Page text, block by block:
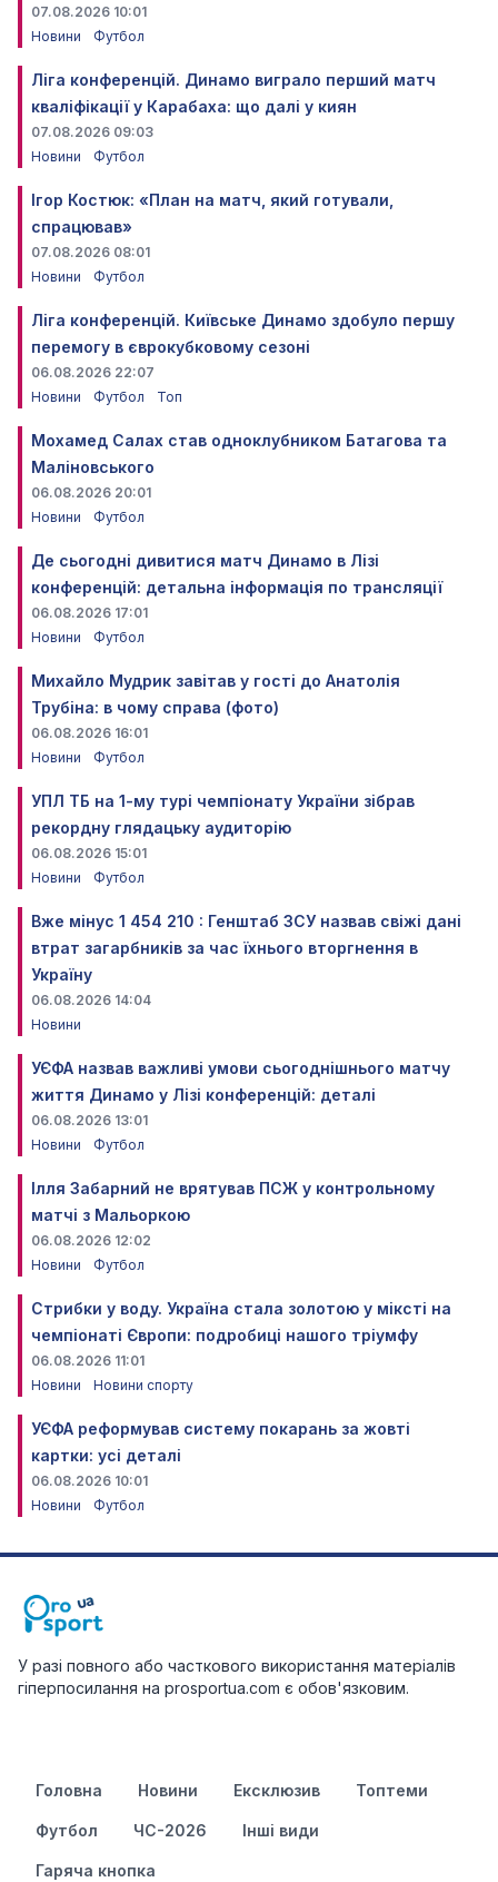
07.08.2026 10:01
Новини
Футбол
Ліга конференцій. Динамо виграло перший матч
кваліфікації у Карабаха: що далі у киян
07.08.2026 09:03
Новини
Футбол
Ігор Костюк: «План на матч, який готували,
спрацював»
07.08.2026 08:01
Новини
Футбол
Ліга конференцій. Київське Динамо здобуло першу
перемогу в єврокубковому сезоні
06.08.2026 22:07
Новини
Футбол Топ
Мохамед Салах став одноклубником Батагова та
Маліновського
06.08.2026 20:01
Новини
Футбол
Де сьогодні дивитися матч Динамо в Лізі
конференцій: детальна інформація по трансляції
06.08.2026 17:01
Новини
Футбол
Михайло Мудрик завітав у гості до Анатолія
Трубіна: в чому справа (фото)
06.08.2026 16:01
Новини
Футбол
УПЛ ТБ на 1-му турі чемпіонату України зібрав
рекордну глядацьку аудиторію
06.08.2026 15:01
Новини
Футбол
Вже мінус 1 454 210 : Генштаб ЗСУ назвав свіжі дані
втрат загарбників за час їхнього вторгнення в
Україну
06.08.2026 14:04
Новини
УЄФА назвав важливі умови сьогоднішнього матчу
життя Динамо у Лізі конференцій: деталі
06.08.2026 13:01
Новини
Футбол
Ілля Забарний не врятував ПСЖ у контрольному
матчі з Мальоркою
06.08.2026 12:02
Новини
Футбол
Стрибки у воду. Україна стала золотою у міксті на
чемпіонаті Європи: подробиці нашого тріумфу
06.08.2026 11:01
Новини
Новини спорту
УЄФА реформував систему покарань за жовті
картки: усі деталі
06.08.2026 10:01
Новини
Футбол
У разі повного або часткового використання матеріалів
гіперпосилання на prosportua.com є обов'язковим.
Головна Новини Ексклюзив Топтеми
Футбол ЧС-2026 Інші види
Гаряча кнопка